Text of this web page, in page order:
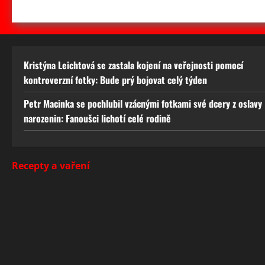
Kristýna Leichtová se zastala kojení na veřejnosti pomocí
kontroverzní fotky: Bude prý bojovat celý týden
Petr Macinka se pochlubil vzácnými fotkami své dcery z oslavy
narozenin: Fanoušci lichotí celé rodině
Recepty a vaření